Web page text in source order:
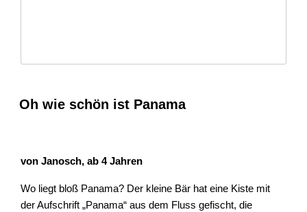
Oh wie schön ist Panama
von Janosch, ab 4 Jahren
Wo liegt bloß Panama? Der kleine Bär hat eine Kiste mit
der Aufschrift „Panama“ aus dem Fluss gefischt, die